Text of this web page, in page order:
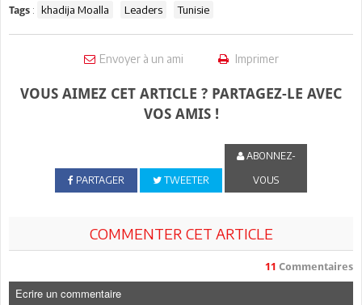
Tags : khadija Moalla Leaders Tunisie
Envoyer à un ami Imprimer
VOUS AIMEZ CET ARTICLE ? PARTAGEZ-LE AVEC
VOS AMIS !
PARTAGER TWEETER
ABONNEZ-
VOUS
COMMENTER CET ARTICLE
11 Commentaires
Ecrire un commentaire